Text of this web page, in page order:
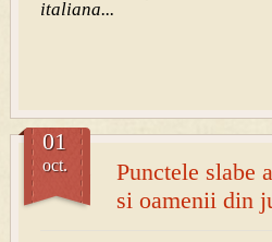
italiana...
Punctele slabe
si oamenii din
01
oct.